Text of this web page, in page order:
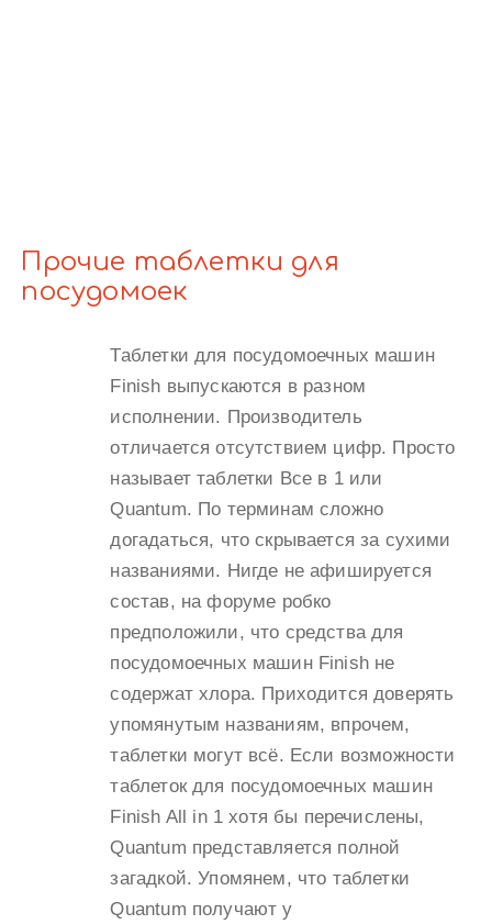
Прочие таблетки для
посудомоек
Таблетки для посудомоечных машин
Finish выпускаются в разном
исполнении. Производитель
отличается отсутствием цифр. Просто
называет таблетки Все в 1 или
Quantum. По терминам сложно
догадаться, что скрывается за сухими
названиями. Нигде не афишируется
состав, на форуме робко
предположили, что средства для
посудомоечных машин Finish не
содержат хлора. Приходится доверять
упомянутым названиям, впрочем,
таблетки могут всё. Если возможности
таблеток для посудомоечных машин
Finish All in 1 хотя бы перечислены,
Quantum представляется полной
загадкой. Упомянем, что таблетки
Quantum получают у